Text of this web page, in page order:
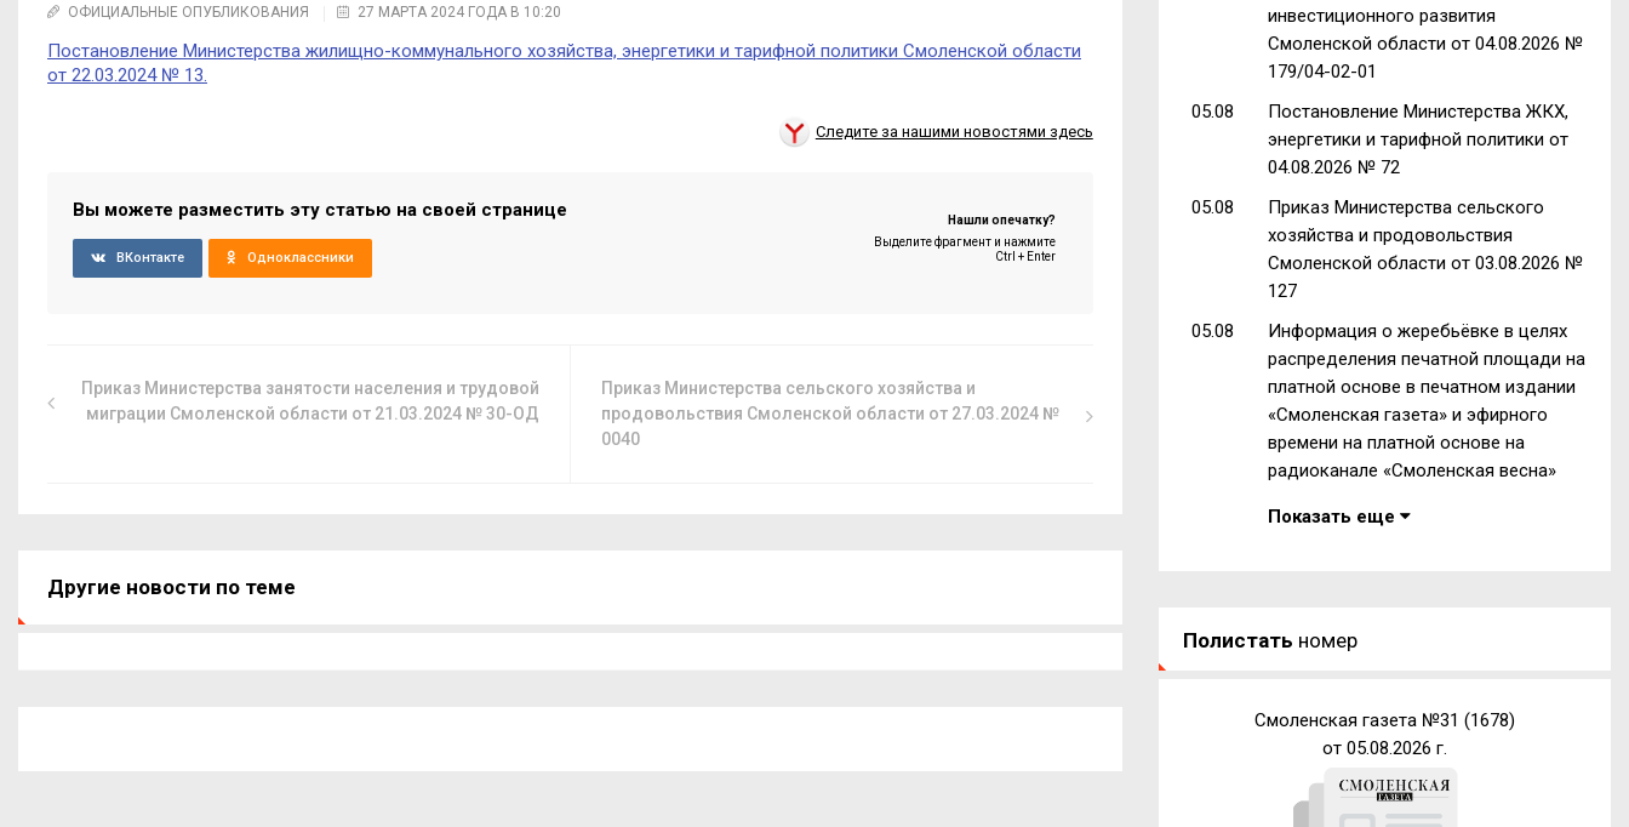
ОФИЦИАЛЬНЫЕ ОПУБЛИКОВАНИЯ 27 МАРТА 2024 ГОДА В 10:20
Постановление Министерства жилищно-коммунального хозяйства, энергетики и тарифной политики Смоленской области
от 22.03.2024 № 13.
Следите за нашими новостями здесь
Вы можете разместить эту статью на своей странице
ВКонтакте Одноклассники
Нашли опечатку?
Выделите фрагмент и нажмите
Ctrl + Enter
Приказ Министерства занятости населения и трудовой
миграции Смоленской области от 21.03.2024 № 30-ОД
Приказ Министерства сельского хозяйства и
продовольствия Смоленской области от 27.03.2024 №
0040
Другие новости по теме
инвестиционного развития
Смоленской области от 04.08.2026 №
179/04-02-01
05.08
Постановление Министерства ЖКХ,
энергетики и тарифной политики от
04.08.2026 № 72
05.08
Приказ Министерства сельского
хозяйства и продовольствия
Смоленской области от 03.08.2026 №
127
05.08
Информация о жеребьёвке в целях
распределения печатной площади на
платной основе в печатном издании
«Смоленская газета» и эфирного
времени на платной основе на
радиоканале «Смоленская весна»
Показать еще
Полистать номер
Смоленская газета №31 (1678)
от 05.08.2026 г.